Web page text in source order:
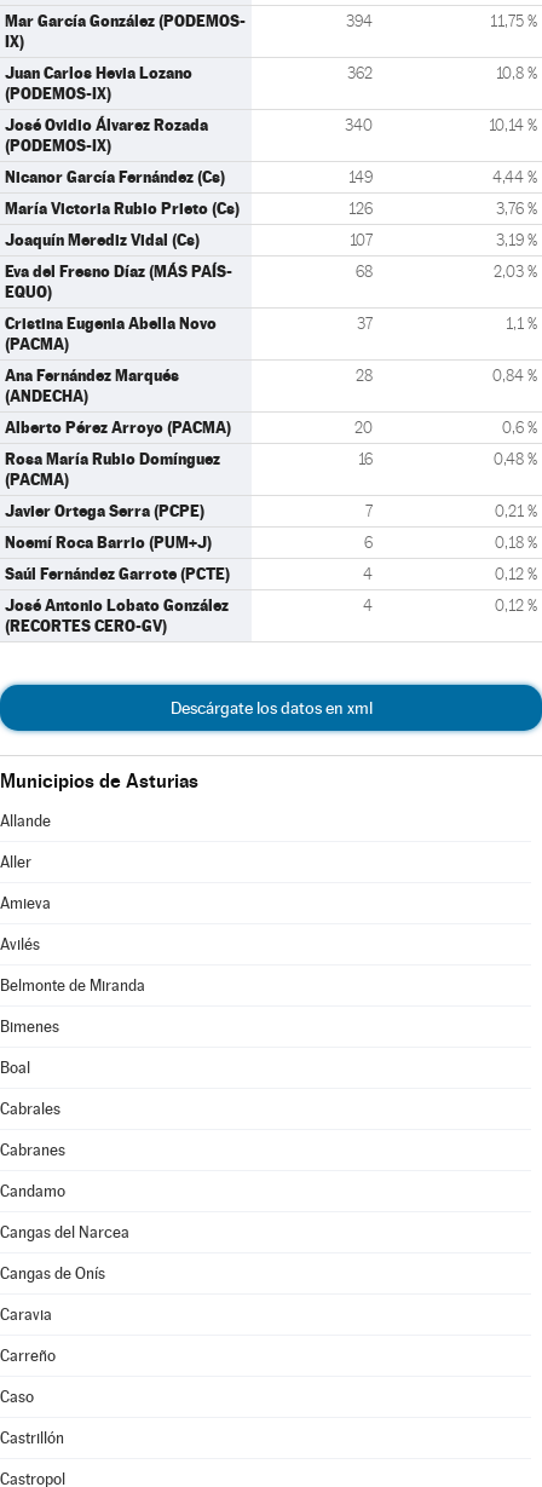
Mar García González (PODEMOS-
IX)
394 11,75 %
Juan Carlos Hevia Lozano
(PODEMOS-IX)
362 10,8 %
José Ovidio Álvarez Rozada
(PODEMOS-IX)
340 10,14 %
Nicanor García Fernández (Cs) 149 4,44 %
María Victoria Rubio Prieto (Cs) 126 3,76 %
Joaquín Merediz Vidal (Cs) 107 3,19 %
Eva del Fresno Díaz (MÁS PAÍS-
EQUO)
68 2,03 %
Cristina Eugenia Abella Novo
(PACMA)
37 1,1 %
Ana Fernández Marqués
(ANDECHA)
28 0,84 %
Alberto Pérez Arroyo (PACMA) 20 0,6 %
Rosa María Rubio Domínguez
(PACMA)
16 0,48 %
Javier Ortega Serra (PCPE) 7 0,21 %
Noemí Roca Barrio (PUM+J) 6 0,18 %
Saúl Fernández Garrote (PCTE) 4 0,12 %
José Antonio Lobato González
(RECORTES CERO-GV)
4 0,12 %
Descárgate los datos en xml
Municipios de Asturias
Allande
Aller
Amieva
Avilés
Belmonte de Miranda
Bimenes
Boal
Cabrales
Cabranes
Candamo
Cangas del Narcea
Cangas de Onís
Caravia
Carreño
Caso
Castrillón
Castropol